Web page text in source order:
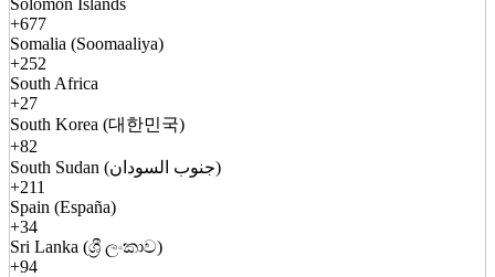
Solomon Islands
+677
Somalia (Soomaaliya)
+252
South Africa
+27
South Korea (대한민국)
+82
South Sudan (جنوب السودان)
+211
Spain (España)
+34
Sri Lanka (ශ්‍රී ලංකාව)
+94